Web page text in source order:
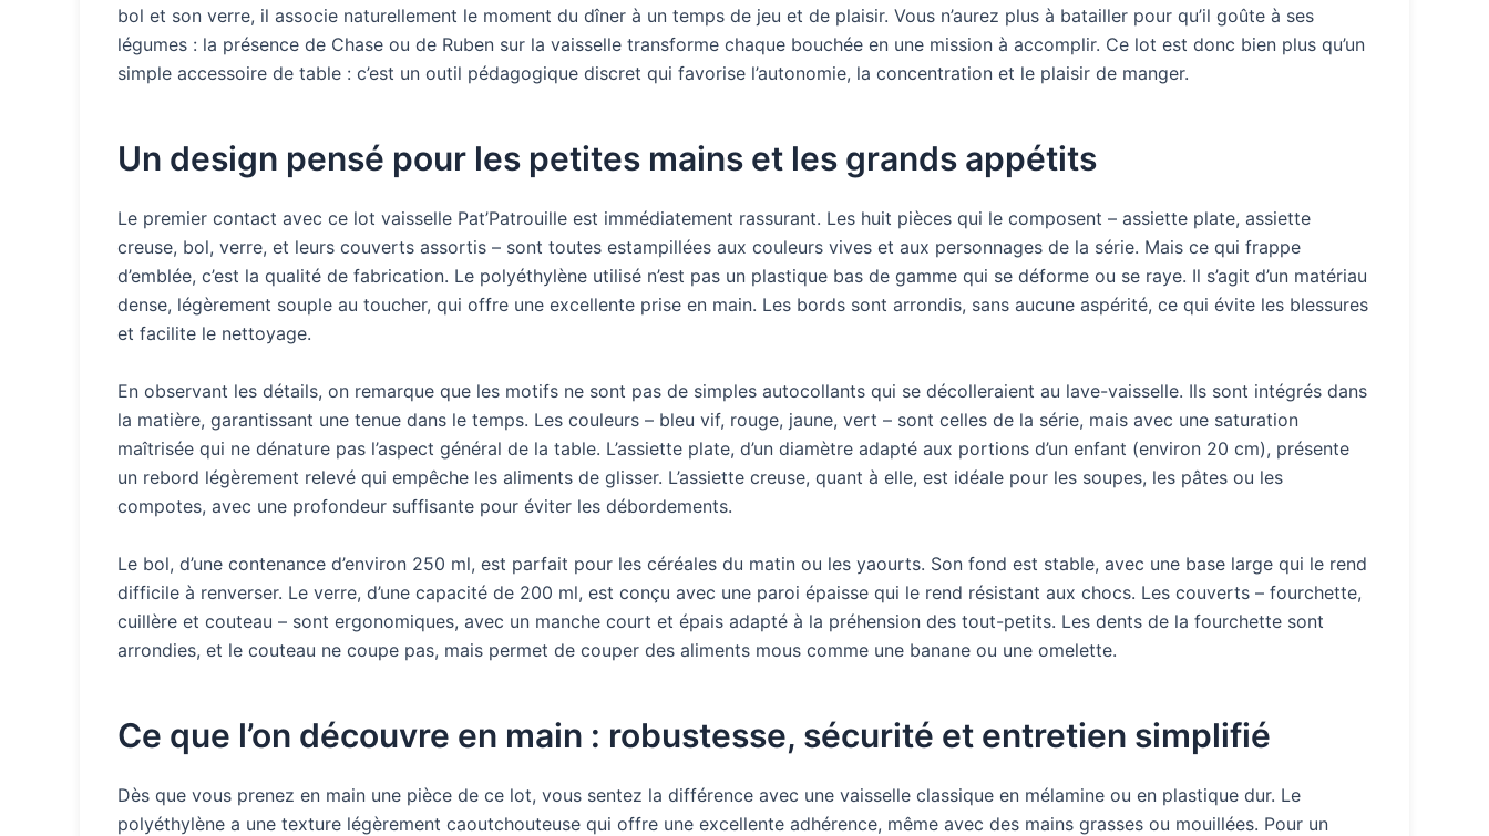
bol et son verre, il associe naturellement le moment du dîner à un temps de jeu et de plaisir. Vous n’aurez plus à batailler pour qu’il goûte à ses
légumes : la présence de Chase ou de Ruben sur la vaisselle transforme chaque bouchée en une mission à accomplir. Ce lot est donc bien plus qu’un
simple accessoire de table : c’est un outil pédagogique discret qui favorise l’autonomie, la concentration et le plaisir de manger.
Un design pensé pour les petites mains et les grands appétits
Le premier contact avec ce lot vaisselle Pat’Patrouille est immédiatement rassurant. Les huit pièces qui le composent – assiette plate, assiette
creuse, bol, verre, et leurs couverts assortis – sont toutes estampillées aux couleurs vives et aux personnages de la série. Mais ce qui frappe
d’emblée, c’est la qualité de fabrication. Le polyéthylène utilisé n’est pas un plastique bas de gamme qui se déforme ou se raye. Il s’agit d’un matériau
dense, légèrement souple au toucher, qui offre une excellente prise en main. Les bords sont arrondis, sans aucune aspérité, ce qui évite les blessures
et facilite le nettoyage.
En observant les détails, on remarque que les motifs ne sont pas de simples autocollants qui se décolleraient au lave-vaisselle. Ils sont intégrés dans
la matière, garantissant une tenue dans le temps. Les couleurs – bleu vif, rouge, jaune, vert – sont celles de la série, mais avec une saturation
maîtrisée qui ne dénature pas l’aspect général de la table. L’assiette plate, d’un diamètre adapté aux portions d’un enfant (environ 20 cm), présente
un rebord légèrement relevé qui empêche les aliments de glisser. L’assiette creuse, quant à elle, est idéale pour les soupes, les pâtes ou les
compotes, avec une profondeur suffisante pour éviter les débordements.
Le bol, d’une contenance d’environ 250 ml, est parfait pour les céréales du matin ou les yaourts. Son fond est stable, avec une base large qui le rend
difficile à renverser. Le verre, d’une capacité de 200 ml, est conçu avec une paroi épaisse qui le rend résistant aux chocs. Les couverts – fourchette,
cuillère et couteau – sont ergonomiques, avec un manche court et épais adapté à la préhension des tout-petits. Les dents de la fourchette sont
arrondies, et le couteau ne coupe pas, mais permet de couper des aliments mous comme une banane ou une omelette.
Ce que l’on découvre en main : robustesse, sécurité et entretien simplifié
Dès que vous prenez en main une pièce de ce lot, vous sentez la différence avec une vaisselle classique en mélamine ou en plastique dur. Le
polyéthylène a une texture légèrement caoutchouteuse qui offre une excellente adhérence, même avec des mains grasses ou mouillées. Pour un